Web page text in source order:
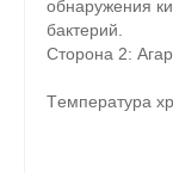
обнаружения
бактерий.
Сторона 2:
Tемпература